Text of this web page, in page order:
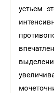
устьем